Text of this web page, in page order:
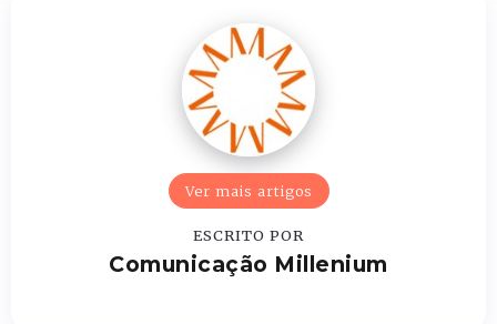
Ver mais artigos
ESCRITO POR
Comunicação Millenium